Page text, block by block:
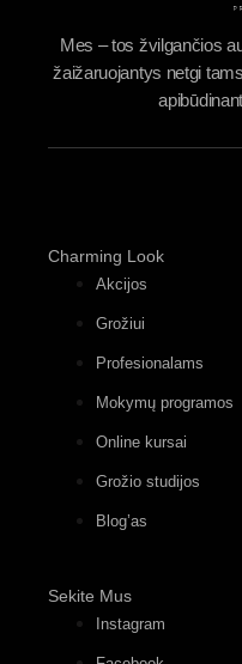
Mes – tos žvilgančios
žaižaruojantys netgi
Charming Look
Akcijos
Grožiui
Profesionalams
Mokymų programos
Online kursai
Grožio studijos
Blog’as
Sekite Mus
Instagram